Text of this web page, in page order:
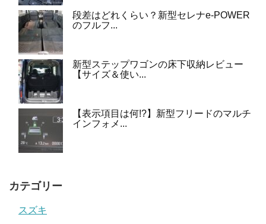
段差はどれくらい？新型セレナe-POWER
のフルフ...
新型ステップワゴンの床下収納レビュー
【サイズ＆使い...
【表示項目は何!?】新型フリードのマルチ
インフォメ...
カテゴリー
スズキ